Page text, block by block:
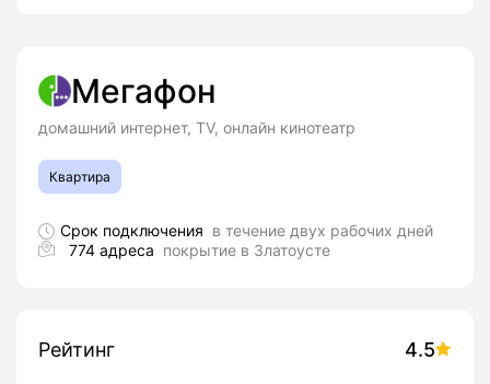
Мегафон
домашний интернет, TV, онлайн кинотеатр
Квартира
Срок подключения в течение двух рабочих дней
774 адреса покрытие в Златоусте
Рейтинг 4.5